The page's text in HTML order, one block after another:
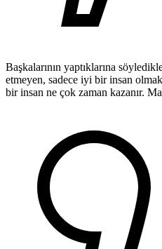
Başkalarının yaptıklarına
etmeyen, sadece iyi bir insan
bir insan ne çok zaman kazanır.